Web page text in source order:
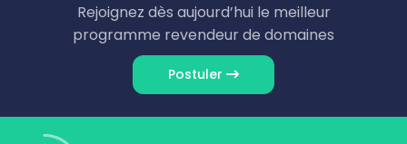
Rejoignez dès aujourd’hui le meilleur
programme revendeur de domaines
Postuler